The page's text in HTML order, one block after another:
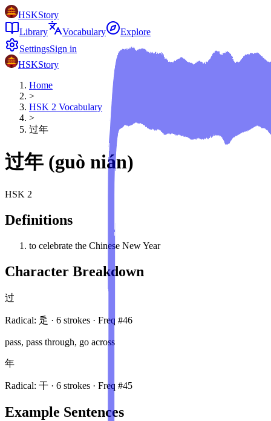
HSKStory
Library
Vocabulary
Explore
SettingsSign in
HSKStory
Home
>
HSK 2 Vocabulary
>
过年
过年 (guò nián)
HSK 2
Definitions
to celebrate the Chinese New Year
Character Breakdown
过
Radical: 辵 · 6 strokes · Freq #46
pass, pass through, go across
年
Radical: 干 · 6 strokes · Freq #45
Example Sentences